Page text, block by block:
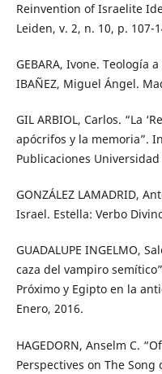
Reinvention of Israelite
Leiden, v. 2, n. 10, p. 107-
GEBARA, Ivone. Teología
IBAÑEZ, Miguel Ángel.
GIL ARBIOL, Carlos. “La
apócrifos y la memoria”.
Publicaciones
GONZÁLEZ LAMADRID,
Israel. Estella: Verbo
GUADALUPE INGELMO,
caza del vampiro
Próximo y Egipto en la
Enero, 2016.
HAGEDORN, Anselm C.
Perspectives on The Song